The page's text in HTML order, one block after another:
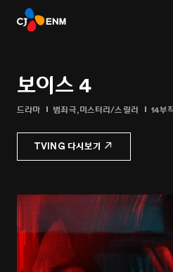
보이스 4
드라마 범죄극,미스터리/스릴러 14부
TVING 다시보기